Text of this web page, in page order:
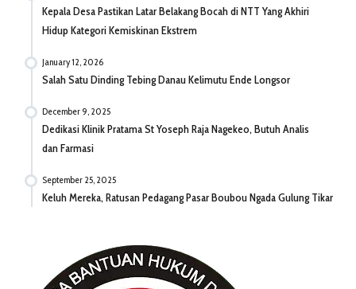
Kepala Desa Pastikan Latar Belakang Bocah di NTT Yang Akhiri
Hidup Kategori Kemiskinan Ekstrem
January 12, 2026
Salah Satu Dinding Tebing Danau Kelimutu Ende Longsor
December 9, 2025
Dedikasi Klinik Pratama St Yoseph Raja Nagekeo, Butuh Analis
dan Farmasi
September 25, 2025
Keluh Mereka, Ratusan Pedagang Pasar Boubou Ngada Gulung Tikar